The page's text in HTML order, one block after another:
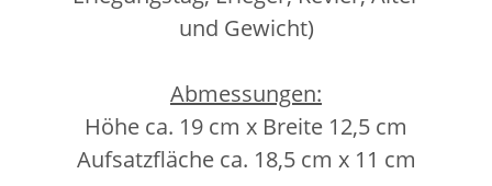
und Gewicht)
Abmessungen:
Höhe ca. 19 cm x Breite 12,5 cm
Aufsatzfläche ca. 18,5 cm x 11 cm